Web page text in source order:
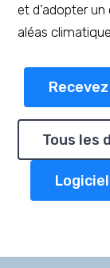
et d’adopter
aléas
Tous les